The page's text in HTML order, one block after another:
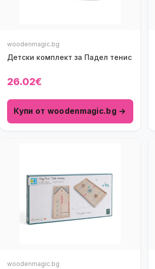
woodenmagic.bg
Детски комплект за Падел тенис
26.02€
Купи от woodenmagic.bg →
woodenmagic.bg